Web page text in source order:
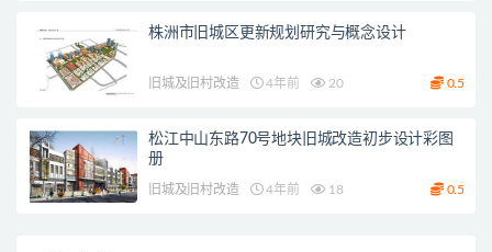
株洲市旧城区更新规划研究与概念设计
旧城及旧村改造 4年前 20 0.5
松江中山东路70号地块旧城改造初步设计彩图
册
旧城及旧村改造 4年前 18 0.5